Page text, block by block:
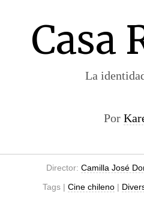
Casa
La
Por
Director: Camilla José
Tags |Cine chileno |